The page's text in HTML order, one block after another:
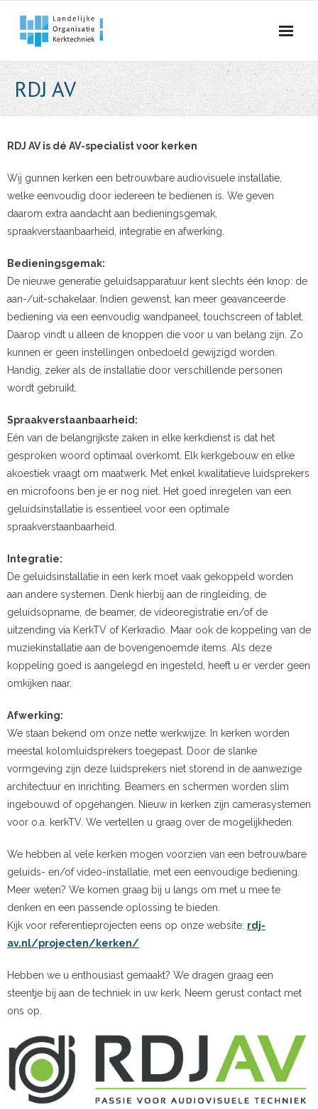
content
RDJ AV
RDJ AV is dé AV-specialist voor kerken
Wij gunnen kerken een betrouwbare audiovisuele installatie,
welke eenvoudig door iedereen te bedienen is. We geven
daarom extra aandacht aan bedieningsgemak,
spraakverstaanbaarheid, integratie en afwerking.
Bedieningsgemak:
De nieuwe generatie geluidsapparatuur kent slechts één knop: de
aan-/uit-schakelaar. Indien gewenst, kan meer geavanceerde
bediening via een eenvoudig wandpaneel, touchscreen of tablet.
Daarop vindt u alleen de knoppen die voor u van belang zijn. Zo
kunnen er geen instellingen onbedoeld gewijzigd worden.
Handig, zeker als de installatie door verschillende personen
wordt gebruikt.
Spraakverstaanbaarheid:
Eén van de belangrijkste zaken in elke kerkdienst is dat het
gesproken woord optimaal overkomt. Elk kerkgebouw en elke
akoestiek vraagt om maatwerk. Met enkel kwalitatieve luidsprekers
en microfoons ben je er nog niet. Het goed inregelen van een
geluidsinstallatie is essentieel voor een optimale
spraakverstaanbaarheid.
Integratie:
De geluidsinstallatie in een kerk moet vaak gekoppeld worden
aan andere systemen. Denk hierbij aan de ringleiding, de
geluidsopname, de beamer, de videoregistratie en/of de
uitzending via KerkTV of Kerkradio. Maar ook de koppeling van de
muziekinstallatie aan de bovengenoemde items. Als deze
koppeling goed is aangelegd en ingesteld, heeft u er verder geen
omkijken naar.
Afwerking:
We staan bekend om onze nette werkwijze. In kerken worden
meestal kolomluidsprekers toegepast. Door de slanke
vormgeving zijn deze luidsprekers niet storend in de aanwezige
architectuur en inrichting. Beamers en schermen worden slim
ingebouwd of opgehangen. Nieuw in kerken zijn camerasystemen
voor o.a. kerkTV. We vertellen u graag over de mogelijkheden.
We hebben al vele kerken mogen voorzien van een betrouwbare
geluids- en/of video-installatie, met een eenvoudige bediening.
Meer weten? We komen graag bij u langs om met u mee te
denken en een passende oplossing te bieden.
Kijk voor referentieprojecten eens op onze website: rdj-
av.nl/projecten/kerken/
Hebben we u enthousiast gemaakt? We dragen graag een
steentje bij aan de techniek in uw kerk. Neem gerust contact met
ons op.